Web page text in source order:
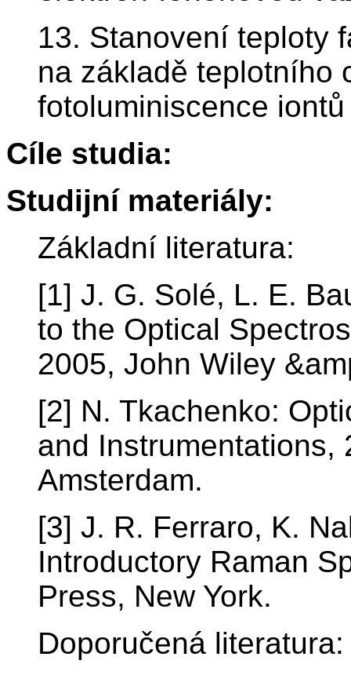
13. Stanovení teploty
na základě teplotního
fotoluminiscence
Cíle studia:
Studijní materiály:
Základní literatura:
[1] J. G. Solé, L. E.
to the Optical
2005, John Wiley
[2] N. Tkachenko:
and Instrumentations,
Amsterdam.
[3] J. R. Ferraro, K.
Introductory Raman
Press, New York.
Doporučená literatura: